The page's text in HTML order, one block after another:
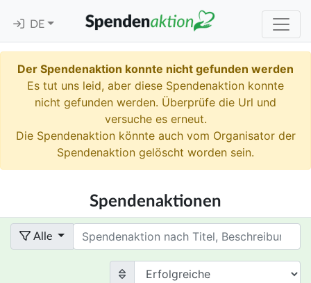
DE
Der Spendenaktion konnte nicht gefunden werden
Es tut uns leid, aber diese Spendenaktion konnte
nicht gefunden werden. Überprüfe die Url und
versuche es erneut.
Die Spendenaktion könnte auch vom Organisator der
Spendenaktion gelöscht worden sein.
Spendenaktionen
Alle Term